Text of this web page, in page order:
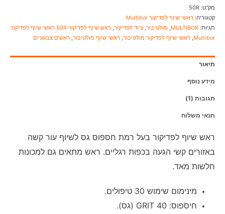
מק"ט: 50R
קטגוריה: ראשי שיוף לפדיקור Multibor
תגיות: MULTIBOR
, מולטיבור, ציוד לפדיקור,
ראש שיוף לפדיקור 50R ראשי שיוף לפדיקור
Multibor
, ראשי שיוף לפדיקור מולטיבור, ראשי שיוף מולטיבור, ראשים צבעוניים
תיאור
מידע נוסף
תגובות (1)
תנאי משלוח
ראש שיוף לפדיקור בעל רמת חספוס גס לשיוף עור קשה
באזורים קשי הגעה בכפות רגליים. ראש מתאים גם למכונות
חלשות מאד.
מינימום שימוש 30 טיפולים.
חיספוס: 40 GRIT (גס).